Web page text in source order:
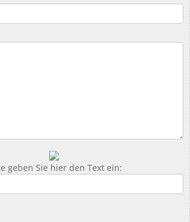
geben Sie hier den Text ein: